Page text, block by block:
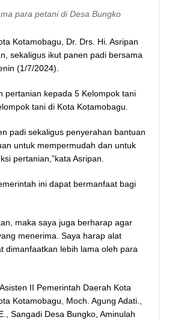
para petani di Desa Bungko
Kotamobagu, Dr. Drs. Hi. Asripan
sekaligus ikut panen padi bersama
(1/7/2024).
pertanian kepada 5 Kelompok tani
tani di Kota Kotamobagu.
padi sekaligus penyerahan bantuan
untuk mempermudah dan untuk
pertanian,”kata Asripan.
ini dapat bermanfaat bagi
maka saya juga berharap agar
menerima. Saya harap alat
dimanfaatkan lebih lama oleh para
II Pemerintah Daerah Kota
Kotamobagu, Moch. Agung Adati.,
Sangadi Desa Bungko, Aminulah